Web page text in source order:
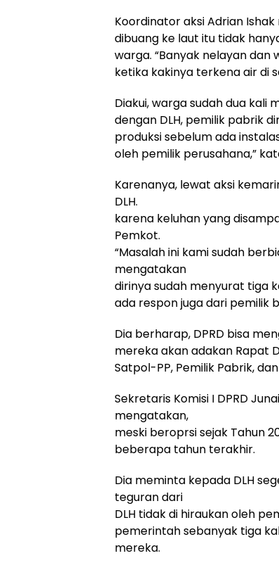
Koordinator aksi Adrian
dibuang ke laut itu tidak
warga. “Banyak nelayan
ketika kakinya terkena air di
Diakui, warga sudah dua kali
dengan DLH, pemilik pabrik
produksi sebelum ada
oleh pemilik perusahana,”
Karenanya, lewat aksi
DLH.
karena keluhan yang
Pemkot.
“Masalah ini kami sudah
mengatakan
dirinya sudah menyurat tiga
ada respon juga dari pemilik
Dia berharap, DPRD bisa
mereka akan adakan Rapat
Satpol-PP, Pemilik Pabrik,
Sekretaris Komisi I DPRD
mengatakan,
meski beroprsi sejak Tahun
beberapa tahun terakhir.
Dia meminta kepada DLH
teguran dari
DLH tidak di hiraukan oleh
pemerintah sebanyak tiga
mereka.